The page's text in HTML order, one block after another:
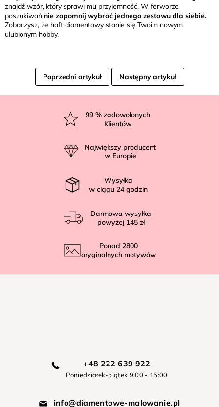
znajdź wzór, który sprawi mu przyjemność. W ferworze
poszukiwań nie zapomnij wybrać jednego zestawu dla siebie.
Zobaczysz, że haft diamentowy stanie się Twoim nowym
ulubionym hobby.
Poprzedni artykuł Następny artykuł
99 % zadowolonych
Klientów
Największy producent
w Europie
Wysyłka
w ciągu 24 godzin
Darmowa wysyłka
powyżej 145 zł
Ponad 2800
oryginalnych motywów
+48 222 639 922
Poniedziałek-piątek 9:00 - 15:00
info@diamentowe-malowanie.pl